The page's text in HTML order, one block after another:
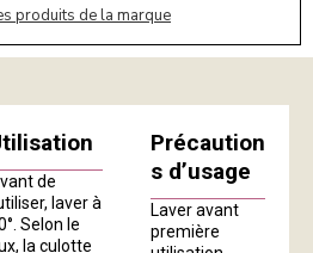
produits de la marque
de
laver à
Selon le
la culotte
Précaution
s d’usage
Laver avant
première